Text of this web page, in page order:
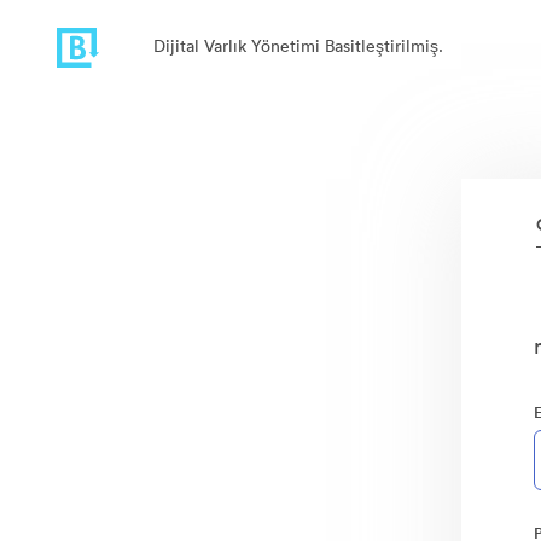
Dijital Varlık Yönetimi Basitleştirilmiş.